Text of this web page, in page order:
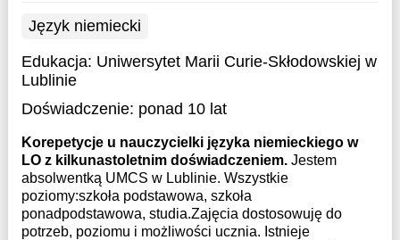
Język niemiecki
Edukacja: Uniwersytet Marii Curie-Skłodowskiej w
Lublinie
Doświadczenie: ponad 10 lat
Korepetycje u nauczycielki języka niemieckiego w
LO z kilkunastoletnim doświadczeniem. Jestem
absolwentką UMCS w Lublinie. Wszystkie
poziomy:szkoła podstawowa, szkoła
ponadpodstawowa, studia.Zajęcia dostosowuję do
potrzeb, poziomu i możliwości ucznia. Istnieje